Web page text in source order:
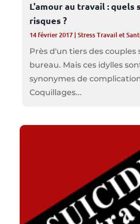
L'amour au travail : quels
risques ?
14 février 2017| Stress Travail et
Près d'un tiers des couples
bureau. Mais ces idylles
synonymes de
Coquillages...